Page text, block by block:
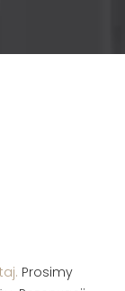
Prosimy